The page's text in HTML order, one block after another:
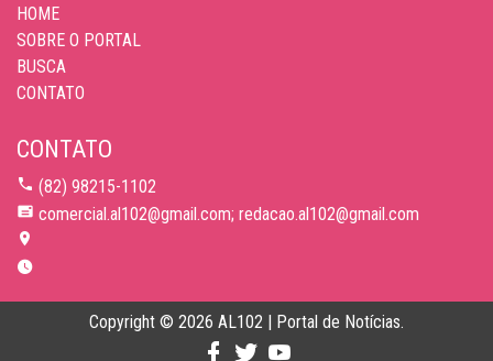
HOME
SOBRE O PORTAL
BUSCA
CONTATO
CONTATO
(82) 98215-1102
comercial.al102@gmail.com; redacao.al102@gmail.com
Copyright © 2026 AL102 | Portal de Notícias.